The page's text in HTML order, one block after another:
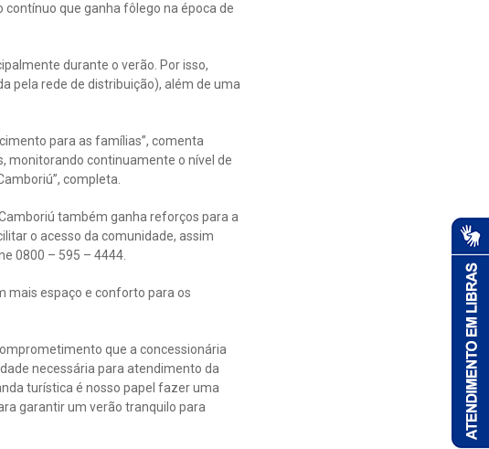
que ganha fôlego na época de
durante o verão. Por isso,
pela rede de distribuição), além de uma
para as famílias”, comenta
monitorando continuamente o nível de
completa.
também ganha reforços para a
o acesso da comunidade, assim
0800 – 595 – 4444.
mais espaço e conforto para os
que a concessionária
necessária para atendimento da
turística é nosso papel fazer uma
garantir um verão tranquilo para